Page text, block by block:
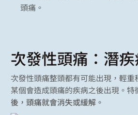
頭痛。
次發性頭痛：潛
次發性頭痛整頭都有可能出現，輕重
某個會造成頭痛的疾病之後出現。特
後，頭痛就會消失或緩解。